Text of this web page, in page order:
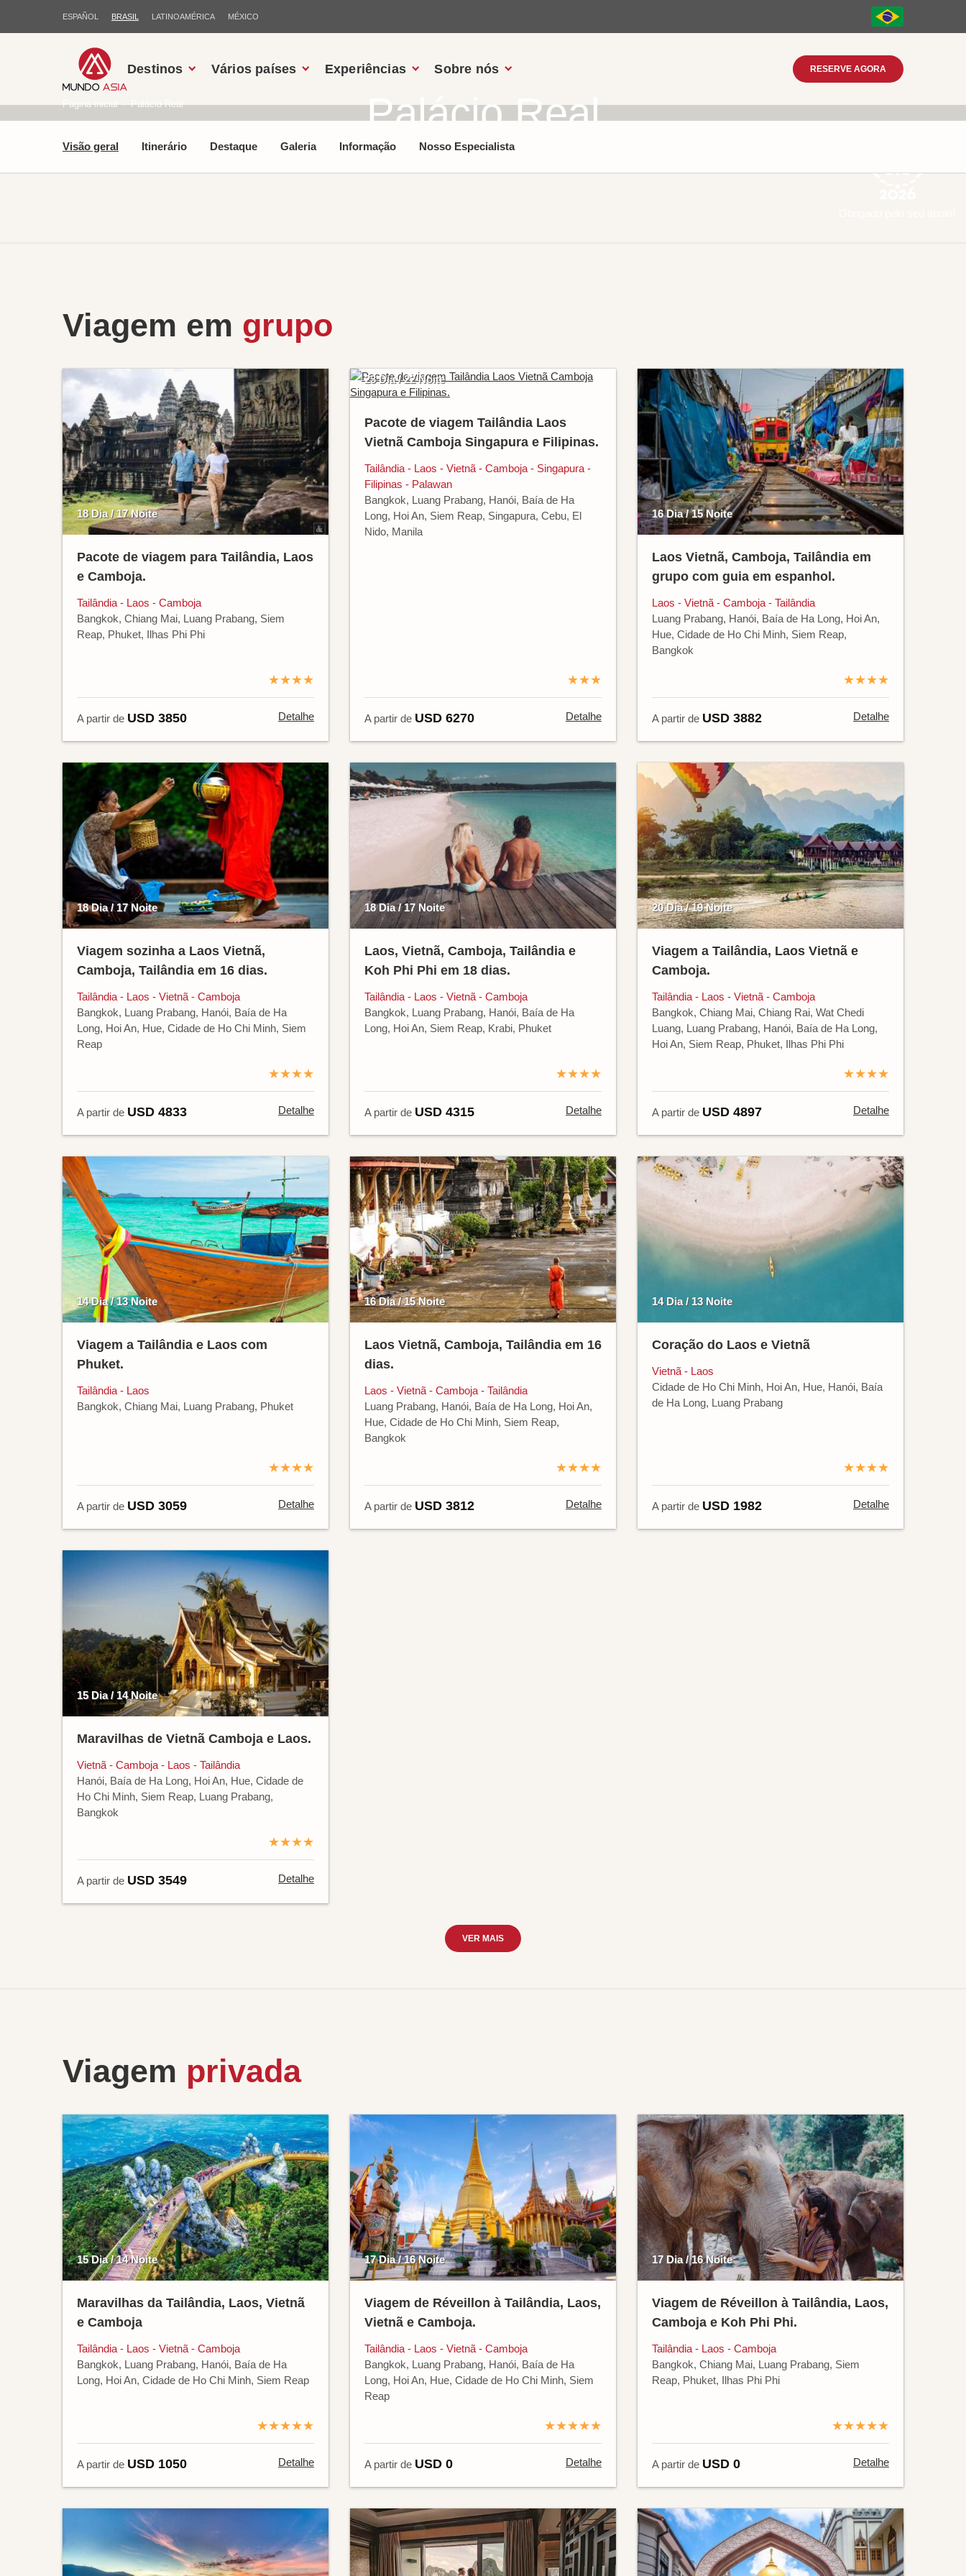
ESPAÑOL BRASIL LATINOAMÉRICA MÉXICO
Destinos Vários países Experiências Sobre nós RESERVE AGORA
Palácio Real
Página inicial Palácio Real
Visão geral Itinerário Destaque Galeria Informação Nosso Especialista
Viagem em grupo
18 Dia / 17 Noite
Pacote de viagem para Tailândia, Laos
e Camboja.
Tailândia - Laos - Camboja
Bangkok, Chiang Mai, Luang Prabang, Siem
Reap, Phuket, Ilhas Phi Phi
★★★★
A partir de USD 3850 Detalhe
23 Dia / 22 Noite
Pacote de viagem Tailândia Laos
Vietnã Camboja Singapura e Filipinas.
Tailândia - Laos - Vietnã - Camboja - Singapura -
Filipinas - Palawan
Bangkok, Luang Prabang, Hanói, Baía de Ha
Long, Hoi An, Siem Reap, Singapura, Cebu, El
Nido, Manila
★★★
A partir de USD 6270 Detalhe
16 Dia / 15 Noite
Laos Vietnã, Camboja, Tailândia em
grupo com guia em espanhol.
Laos - Vietnã - Camboja - Tailândia
Luang Prabang, Hanói, Baía de Ha Long, Hoi An,
Hue, Cidade de Ho Chi Minh, Siem Reap,
Bangkok
★★★★
A partir de USD 3882 Detalhe
18 Dia / 17 Noite
Viagem sozinha a Laos Vietnã,
Camboja, Tailândia em 16 dias.
Tailândia - Laos - Vietnã - Camboja
Bangkok, Luang Prabang, Hanói, Baía de Ha
Long, Hoi An, Hue, Cidade de Ho Chi Minh, Siem
Reap
★★★★
A partir de USD 4833 Detalhe
18 Dia / 17 Noite
Laos, Vietnã, Camboja, Tailândia e
Koh Phi Phi em 18 dias.
Tailândia - Laos - Vietnã - Camboja
Bangkok, Luang Prabang, Hanói, Baía de Ha
Long, Hoi An, Siem Reap, Krabi, Phuket
★★★★
A partir de USD 4315 Detalhe
20 Dia / 19 Noite
Viagem a Tailândia, Laos Vietnã e
Camboja.
Tailândia - Laos - Vietnã - Camboja
Bangkok, Chiang Mai, Chiang Rai, Wat Chedi
Luang, Luang Prabang, Hanói, Baía de Ha Long,
Hoi An, Siem Reap, Phuket, Ilhas Phi Phi
★★★★
A partir de USD 4897 Detalhe
14 Dia / 13 Noite
Viagem a Tailândia e Laos com
Phuket.
Tailândia - Laos
Bangkok, Chiang Mai, Luang Prabang, Phuket
★★★★
A partir de USD 3059 Detalhe
16 Dia / 15 Noite
Laos Vietnã, Camboja, Tailândia em 16
dias.
Laos - Vietnã - Camboja - Tailândia
Luang Prabang, Hanói, Baía de Ha Long, Hoi An,
Hue, Cidade de Ho Chi Minh, Siem Reap,
Bangkok
★★★★
A partir de USD 3812 Detalhe
14 Dia / 13 Noite
Coração do Laos e Vietnã
Vietnã - Laos
Cidade de Ho Chi Minh, Hoi An, Hue, Hanói, Baía
de Ha Long, Luang Prabang
★★★★
A partir de USD 1982 Detalhe
15 Dia / 14 Noite
Maravilhas de Vietnã Camboja e Laos.
Vietnã - Camboja - Laos - Tailândia
Hanói, Baía de Ha Long, Hoi An, Hue, Cidade de
Ho Chi Minh, Siem Reap, Luang Prabang,
Bangkok
★★★★
A partir de USD 3549 Detalhe
VER MAIS
Viagem privada
15 Dia / 14 Noite
Maravilhas da Tailândia, Laos, Vietnã
e Camboja
Tailândia - Laos - Vietnã - Camboja
Bangkok, Luang Prabang, Hanói, Baía de Ha
Long, Hoi An, Cidade de Ho Chi Minh, Siem Reap
★★★★★
A partir de USD 1050 Detalhe
17 Dia / 16 Noite
Viagem de Réveillon à Tailândia, Laos,
Vietnã e Camboja.
Tailândia - Laos - Vietnã - Camboja
Bangkok, Luang Prabang, Hanói, Baía de Ha
Long, Hoi An, Hue, Cidade de Ho Chi Minh, Siem
Reap
★★★★★
A partir de USD 0 Detalhe
17 Dia / 16 Noite
Viagem de Réveillon à Tailândia, Laos,
Camboja e Koh Phi Phi.
Tailândia - Laos - Camboja
Bangkok, Chiang Mai, Luang Prabang, Siem
Reap, Phuket, Ilhas Phi Phi
★★★★★
A partir de USD 0 Detalhe